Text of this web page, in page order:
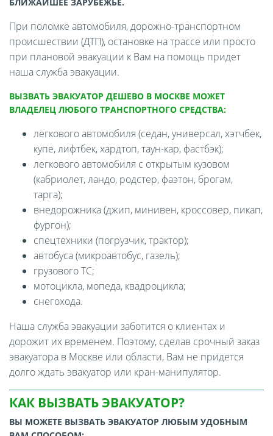
При поломке автомобиля, дорожно-транспортном
происшествии (ДТП), остановке на трассе или просто
при плановой эвакуации к Вам на помощь придет
наша служба эвакуации.
ВЫЗВАТЬ ЭВАКУАТОР ДЕШЕВО В МОСКВЕ МОЖЕТ
ВЛАДЕЛЕЦ ЛЮБОГО ТРАНСПОРТНОГО СРЕДСТВА:
легкового автомобиля (седан, универсал, хэтчбек,
купе, лифтбек, хардтоп, таун-кар, фастбэк);
легкового автомобиля с открытым кузовом
(кабриолет, ландо, родстер, фаэтон, брогам,
тарга);
внедорожника (джип, минивен, кроссовер, пикап,
фургон);
спецтехники (погрузчик, трактор);
автобуса (микроавтобус, газель);
грузового ТС;
мотоцикла, мопеда, квадроцикла;
снегохода.
Наша служба эвакуации заботится о клиентах и
дорожит их временем. Поэтому, сделав срочный заказ
эвакуатора в Москве или области, Вам не придется
долго ждать эвакуатор или кран-манипулятор.
КАК ВЫЗВАТЬ ЭВАКУАТОР?
ВЫ МОЖЕТЕ ВЫЗВАТЬ ЭВАКУАТОР ЛЮБЫМ УДОБНЫМ